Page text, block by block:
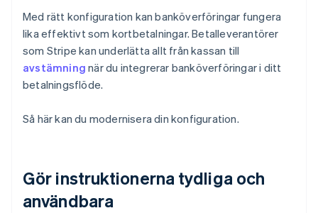
Med rätt konfiguration kan banköverföringar fungera
lika effektivt som kortbetalningar. Betalleverantörer
som Stripe kan underlätta allt från kassan till
avstämning när du integrerar banköverföringar i ditt
betalningsflöde.
Så här kan du modernisera din konfiguration.
Gör instruktionerna tydliga och
användbara